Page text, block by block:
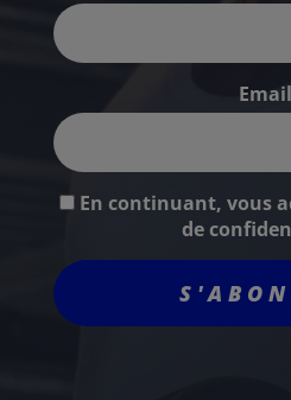
Email
En continuant, vous
de